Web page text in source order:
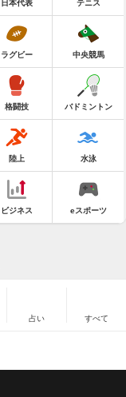
日本代表 テニス
ラグビー 中央競馬
格闘技 バドミントン
陸上 水泳
ビジネス eスポーツ
占い すべて